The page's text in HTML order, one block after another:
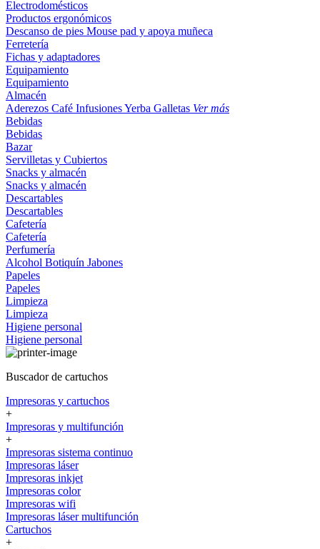
Electrodomésticos
Productos ergonómicos
Descanso de pies Mouse pad y apoya muñeca
Ferretería
Fichas y adaptadores
Equipamiento
Equipamiento
Almacén
Aderezos Café InfusionesYerba Galletas Ver más
Bebidas
Bebidas
Bazar
Servilletas y Cubiertos
Snacks y almacén
Snacks y almacén
Descartables
Descartables
Cafetería
Cafetería
Perfumería
Alcohol Botiquín Jabones
Papeles
Papeles
Limpieza
Limpieza
Higiene personal
Higiene personal
Buscador de cartuchos
Impresoras y cartuchos
+
Impresoras y multifunción
+
Impresoras sistema continuo
Impresoras láser
Impresoras inkjet
Impresoras color
Impresoras wifi
Impresoras láser multifunción
Cartuchos
+